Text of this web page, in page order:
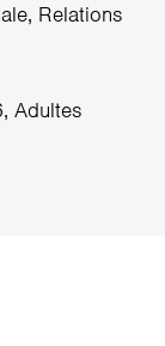
Relations
Adultes